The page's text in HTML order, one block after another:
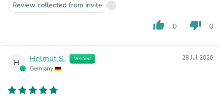
Review collected from invite
thumb_up 0 thumb_down 0
H Helmut S. Verified
Germany
28 Jul 2026